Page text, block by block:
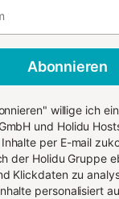
Abonnieren
willige ich
und Holidu
per E-mail
der Holidu Gruppe
Klickdaten zu
personalisiert